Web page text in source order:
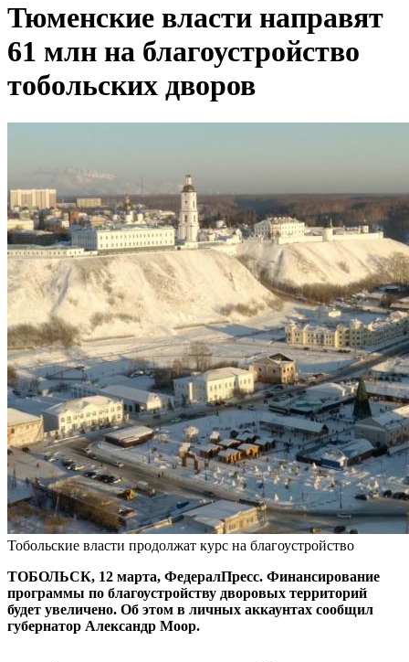
Тюменские власти направят
61 млн на благоустройство
тобольских дворов
Тобольские власти продолжат курс на благоустройство
ТОБОЛЬСК, 12 марта, ФедералПресс. Финансирование
программы по благоустройству дворовых территорий
будет увеличено. Об этом в личных аккаунтах сообщил
губернатор Александр Моор.